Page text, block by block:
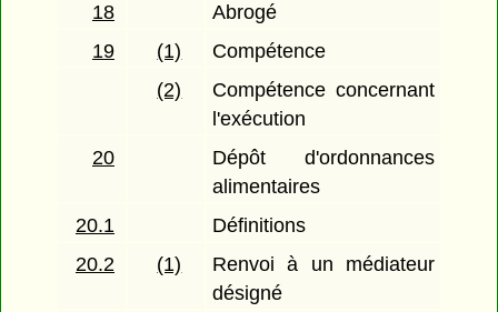
18
Abrogé
19
(1)
Compétence
(2)
Compétence concernant
l'exécution
20
Dépôt d'ordonnances
alimentaires
20.1
Définitions
20.2
(1)
Renvoi à un médiateur
désigné